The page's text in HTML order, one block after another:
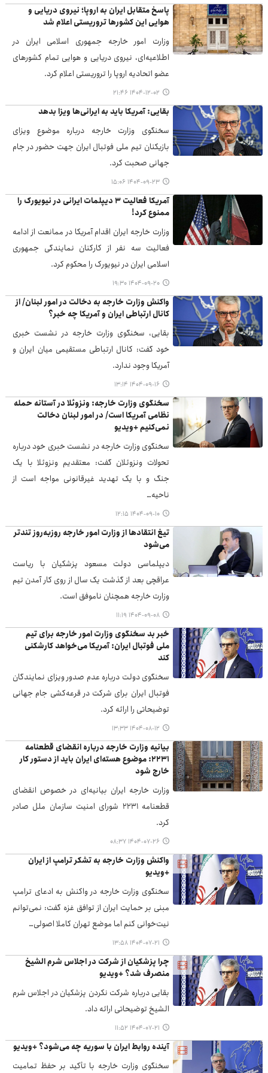
پاسخ متقابل ایران به اروپا؛ نیروی دریایی و
هوایی این کشورها تروریستی اعلام شد
وزارت امور خارجه جمهوری اسلامی ایران در
اطلاعیه‌ای، نیروی دریایی و هوایی تمام کشورهای
عضو اتحادیه اروپا را تروریستی اعلام کرد.
۱۴۰۴-۱۲-۰۲ ۲۱:۴۶
بقایی: آمریکا باید به ایرانی‌ها ویزا بدهد
سخنگوی وزارت خارجه درباره موضوع ویزای
بازیکنان تیم ملی فوتبال ایران جهت حضور در جام
جهانی صحبت کرد.
۱۴۰۴-۰۹-۲۳ ۱۵:۰۶
آمریکا فعالیت ۳ دیپلمات ایرانی در نیویورک را
ممنوع کرد!
وزارت خارجه ایران اقدام آمریکا در ممانعت از ادامه
فعالیت سه نفر از کارکنان نمایندگی جمهوری
اسلامی ایران در نیویورک را محکوم کرد.
۱۴۰۴-۰۹-۲۰ ۱۹:۳۰
واکنش وزارت خارجه به دخالت در امور لبنان/ از
کانال ارتباطی ایران و آمریکا چه خبر؟
بقایی، سخنگوی وزارت خارجه در نشست خبری
خود گفت: کانال ارتباطی مستقیمی میان ایران و
آمریکا وجود ندارد.
۱۴۰۴-۰۹-۱۶ ۱۳:۱۴
سخنگوی وزارت خارجه: ونزوئلا در آستانه حمله
نظامی آمریکا است/ در امور لبنان دخالت
نمی‌کنیم +ویدیو
سخنگوی وزارت خارجه در نشست خبری خود درباره
تحولات ونزوئلان گفت: معتقدیم ونزوئلا با یک
جنگ و با یک تهدید غیرقانونی مواجه است از
ناحیه…
۱۴۰۴-۰۹-۱۰ ۱۲:۱۵
تیغ انتقادها از وزارت امور خارجه روزبه‌روز تندتر
می‌شود
دیپلماسی دولت مسعود پزشکیان با ریاست
عراقچی بعد از گذشت یک سال از روی کار آمدن تیم
وزارت خارجه همچنان ناموفق است.
۱۴۰۴-۰۹-۰۸ ۱۱:۱۹
خبر بد سخنگوی وزارت امور خارجه برای تیم
ملی فوتبال ایران: آمریکا می‌خواهد کارشکنی
کند
سخنگوی دولت درباره عدم صدور ویزای نمایندگان
فوتبال ایران برای شرکت در قرعه‌کشی جام جهانی
توضیحاتی را ارائه کرد.
۱۴۰۴-۰۸-۱۲ ۱۳:۳۳
بیانیه وزارت خارجه درباره انقضای قطعنامه
۲۲۳۱: موضوع هسته‌ای ایران باید از دستور کار
خارج شود
وزارت خارجه ایران بیانیه‌ای در خصوص انقضای
قطعنامه ۲۲۳۱ شورای امنیت سازمان ملل صادر
کرد.
۱۴۰۴-۰۷-۲۶ ۰۸:۳۷
واکنش وزارت خارجه به تشکر ترامپ از ایران
+ویدیو
سخنگوی وزارت خارجه در واکنش به ادعای ترامپ
مبنی بر حمایت ایران از توافق غزه گفت: نمی‌توانم
نیت‌خوانی کنم اما موضع تهران کاملا اصولی…
۱۴۰۴-۰۷-۲۱ ۱۳:۵۸
چرا پزشکیان از شرکت در اجلاس شرم الشیخ
منصرف شد؟ +ویدیو
بقایی درباره شرکت نکردن پزشکیان در اجلاس شرم
الشیخ توضیحاتی ارائه داد.
۱۴۰۴-۰۷-۲۱ ۱۱:۵۲
آینده روابط ایران با سوریه چه می‌شود؟ +ویدیو
سخنگوی وزارت خارجه با تأکید بر حفظ تمامیت